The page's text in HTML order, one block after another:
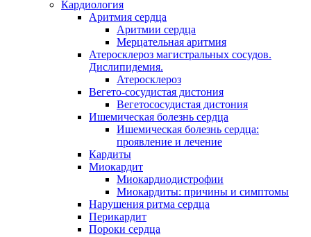
Кардиология
Аритмия сердца
Аритмии сердца
Мерцательная аритмия
Атеросклероз магистральных сосудов.
Дислипидемия.
Атеросклероз
Вегето-сосудистая дистония
Вегетососудистая дистония
Ишемическая болезнь сердца
Ишемическая болезнь сердца:
проявление и лечение
Кардиты
Миокардит
Миокардиодистрофии
Миокардиты: причины и симптомы
Нарушения ритма сердца
Перикардит
Пороки сердца